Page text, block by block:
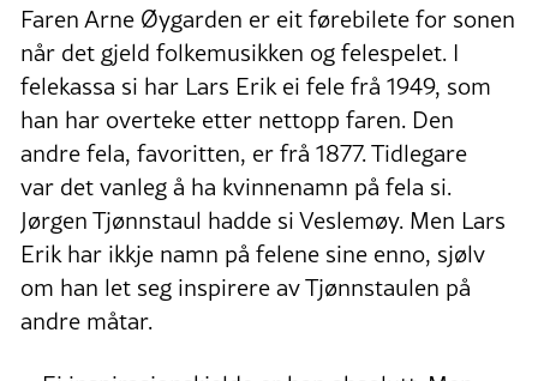
Faren Arne Øygarden er eit førebilete for sonen
når det gjeld folkemusikken og felespelet. I
felekassa si har Lars Erik ei fele frå 1949, som
han har overteke etter nettopp faren. Den
andre fela, favoritten, er frå 1877. Tidlegare
var det vanleg å ha kvinnenamn på fela si.
Jørgen Tjønnstaul hadde si Veslemøy. Men Lars
Erik har ikkje namn på felene sine enno, sjølv
om han let seg inspirere av Tjønnstaulen på
andre måtar.